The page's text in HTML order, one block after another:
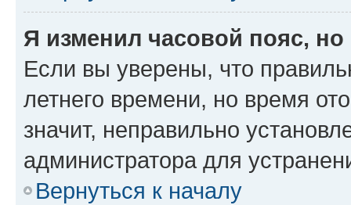
Я изменил часовой пояс,
Если вы уверены, что
летнего времени, но время
значит, неправильно
администратора для
Вернуться к началу